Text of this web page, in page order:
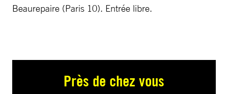
Beaurepaire (Paris 10). Entrée libre.
Près de chez vous